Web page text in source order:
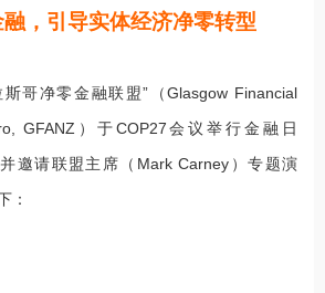
，引导实体经济净零转型
哥净零金融联盟”（Glasgow Financial
GFANZ）于COP27会议举行金融日
并邀请联盟主席（Mark Carney）专题演
：